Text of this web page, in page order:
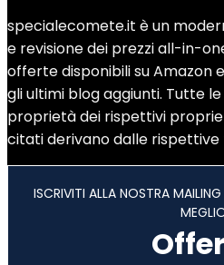
specialecomete.it è un
e revisione dei prezzi all-in-
offerte disponibili su Amazon
gli ultimi blog aggiunti. Tutte
proprietà dei rispettivi
citati derivano dalle rispettive
ISCRIVITI ALLA NOSTRA MAILING